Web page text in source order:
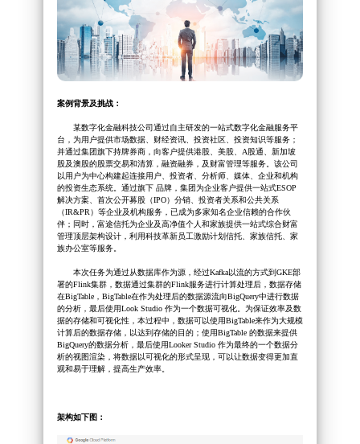
案例背景及挑战：
某数字化金融科技公司通过自主研发的一站式数字化金融服务平
台，为用户提供市场数据、财经资讯、投资社区、投资知识等服务；
并通过集团旗下持牌券商，向客户提供港股、美股、A股通、新加坡
股及澳股的股票交易和清算，融资融券，及财富管理等服务。该公司
以用户为中心构建起连接用户、投资者、分析师、媒体、企业和机构
的投资生态系统。通过旗下 品牌，集团为企业客户提供一站式ESOP
解决方案、首次公开募股（IPO）分销、投资者关系和公共关系
（IR&PR）等企业及机构服务，已成为多家知名企业信赖的合作伙
伴；同时，富途信托为企业及高净值个人和家族提供一站式综合财富
管理顶层架构设计，利用科技革新员工激励计划信托、家族信托、家
族办公室等服务。
本次任务为通过从数据库作为源，经过Kafka以流的方式到GKE部
署的Flink集群，数据通过集群的Flink服务进行计算处理后，数据存储
在BigTable，BigTable在作为处理后的数据源流向BigQuery中进行数据
的分析，最后使用Look Studio 作为一个数据可视化。为保证效率及数
据的存储和可视化性，本过程中，数据可以使用BigTable来作为大规模
计算后的数据存储，以达到存储的目的；使用BigTable 的数据来提供
BigQuery的数据分析，最后使用Looker Studio 作为最终的一个数据分
析的视图渲染，将数据以可视化的形式呈现，可以让数据变得更加直
观和易于理解，提高生产效率。
架构如下图：